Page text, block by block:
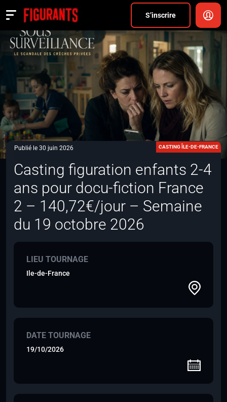
S’inscrire
Actualités
ANNONCER
FAQ
S’inscrire
CONNEXION
Publié le 30 juin 2026
CASTING ÎLE-DE-FRANCE
Casting figuration enfants 2-4
ans pour docu-fiction France
2 – 140,72€/jour – Semaine
du 19 octobre 2026
LIEU TOURNAGE
Ile-de-France
DATE TOURNAGE
19/10/2026